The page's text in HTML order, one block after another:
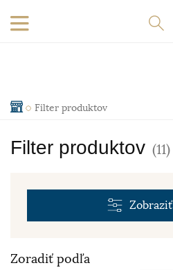
Filter produktov
Filter produktov (11)
Zobraziť
Zoradiť podľa